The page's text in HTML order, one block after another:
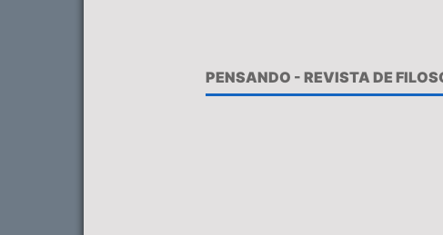
PENSANDO - REVISTA DE